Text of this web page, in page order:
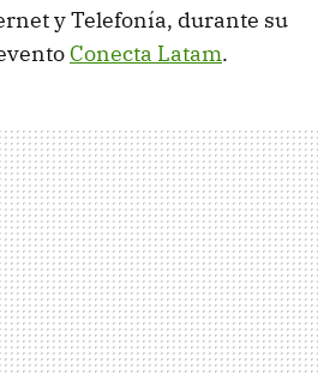
y Telefonía, durante su
Conecta Latam.